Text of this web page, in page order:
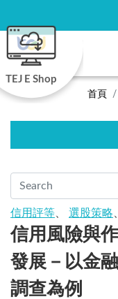
TEJ E Shop
首頁
信用評等 選股策略
信用風險與
發展－以金
調查為例